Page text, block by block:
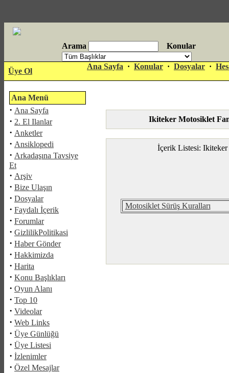
Arama Konular
Üye Ol
antalya
Ana Sayfa · Konular · Dosyalar ·
Ana Menü
· Ana Sayfa
· 2. El Ilanlar
· Anketler
· Ansiklopedi
· Arkadaşına Tavsiye
Et
· Arşiv
· Bize Ulaşın
· Dosyalar
· Faydalı İçerik
· Forumlar
· GizlilikPolitikasi
· Haber Gönder
· Hakkimizda
· Harita
· Konu Başlıkları
· Oyun Alanı
· Top 10
· Videolar
· Web Links
· Üye Günlüğü
· Üye Listesi
· İzlenimler
· Özel Mesajlar
Ikiteker Motosiklet
İçerik Listesi:
Motosiklet Sürüş Kuralları